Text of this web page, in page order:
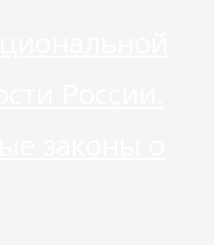
России.
законы о